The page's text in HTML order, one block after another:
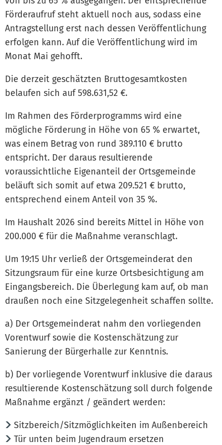
Förderaufruf steht aktuell noch aus, sodass eine
Antragstellung erst nach dessen Veröffentlichung
erfolgen kann. Auf die Veröffentlichung wird im
Monat Mai gehofft.
Die derzeit geschätzten Bruttogesamtkosten
belaufen sich auf 598.631,52 €.
Im Rahmen des Förderprogramms wird eine
mögliche Förderung in Höhe von 65 % erwartet,
was einem Betrag von rund 389.110 € brutto
entspricht. Der daraus resultierende
voraussichtliche Eigenanteil der Ortsgemeinde
beläuft sich somit auf etwa 209.521 € brutto,
entsprechend einem Anteil von 35 %.
Im Haushalt 2026 sind bereits Mittel in Höhe von
200.000 € für die Maßnahme veranschlagt.
Um 19:15 Uhr verließ der Ortsgemeinderat den
Sitzungsraum für eine kurze Ortsbesichtigung am
Eingangsbereich. Die Überlegung kam auf, ob man
draußen noch eine Sitzgelegenheit schaffen sollte.
a) Der Ortsgemeinderat nahm den vorliegenden
Vorentwurf sowie die Kostenschätzung zur
Sanierung der Bürgerhalle zur Kenntnis.
b) Der vorliegende Vorentwurf inklusive die daraus
resultierende Kostenschätzung soll durch folgende
Maßnahme ergänzt / geändert werden:
Sitzbereich/Sitzmöglichkeiten im Außenbereich
Tür unten beim Jugendraum ersetzen